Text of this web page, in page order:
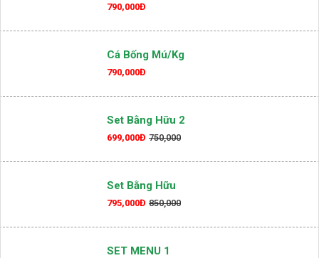
790,000Đ
Cá Bống Mú/kg
790,000Đ
Set Bằng Hữu 2
699,000Đ 750,000
Set Bằng Hữu
795,000Đ 850,000
SET MENU 1